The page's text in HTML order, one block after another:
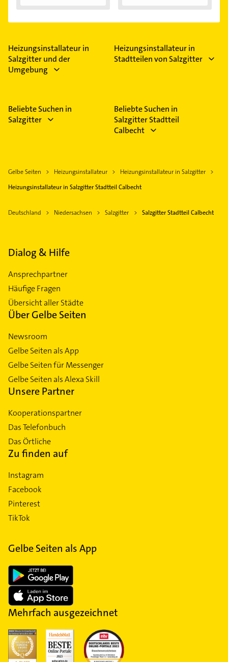
Heizungsinstallateur in
Salzgitter und der
Umgebung
Heizungsinstallateur in
Stadtteilen von Salzgitter
Beliebte Suchen in
Salzgitter
Beliebte Suchen in
Salzgitter Stadtteil
Calbecht
Gelbe Seiten Heizungsinstallateur
Heizungsinstallateur in Salzgitter
Heizungsinstallateur in Salzgitter Stadtteil Calbecht
Deutschland Niedersachsen Salzgitter Salzgitter Stadtteil Calbecht
Dialog & Hilfe
Ansprechpartner
Häufige Fragen
Übersicht aller Städte
Über Gelbe Seiten
Newsroom
Gelbe Seiten als App
Gelbe Seiten für Messenger
Gelbe Seiten als Alexa Skill
Unsere Partner
Kooperationspartner
Das Telefonbuch
Das Örtliche
Zu finden auf
Instagram
Facebook
Pinterest
TikTok
Gelbe Seiten als App
Mehrfach ausgezeichnet